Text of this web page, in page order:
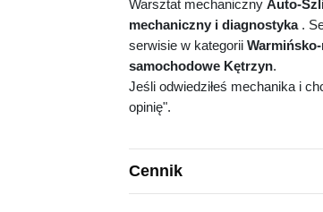
Warsztat mechaniczny Auto-
mechaniczny i diagnostyka.
serwisie w kategorii
samochodowe Kętrzyn.
Jeśli odwiedziłeś mechanika i
opinię".
Cennik